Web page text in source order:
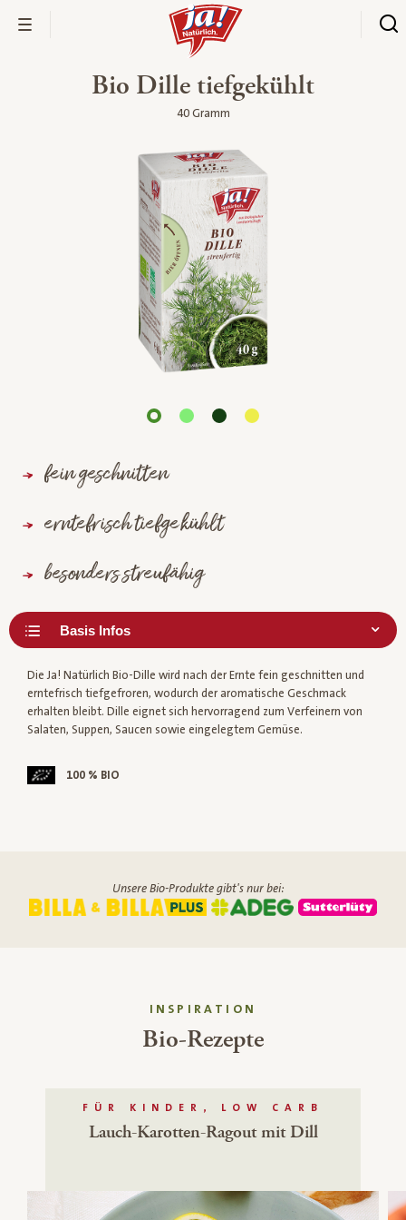
Bio Dille tiefgekühlt
40 Gramm
fein geschnitten
erntefrisch tiefgekühlt
besonders streufähig
Die Ja! Natürlich Bio-Dille wird nach der Ernte fein geschnitten und
erntefrisch tiefgefroren, wodurch der aromatische Geschmack
erhalten bleibt. Dille eignet sich hervorragend zum Verfeinern von
Salaten, Suppen, Saucen sowie eingelegtem Gemüse.
100 % BIO
Unsere Bio-Produkte gibt's nur bei:
INSPIRATION
Bio-Rezepte
FÜR KINDER, LOW CARB
Lauch-Karotten-Ragout mit Dill